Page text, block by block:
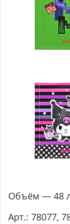
Объём — 48
Арт.: 78077,